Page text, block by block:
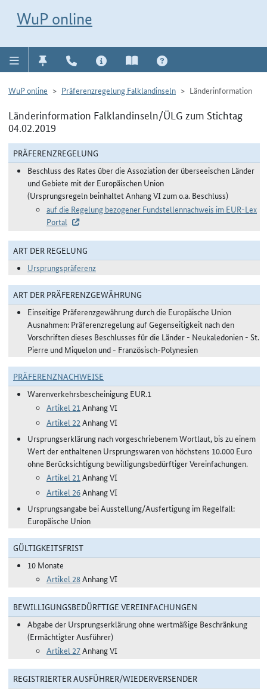
WuP online
WuP online Präferenzregelung Falklandinseln Länderinformation
Länderinformation Falklandinseln/ÜLG zum Stichtag
04.02.2019
PRÄFERENZREGELUNG
Beschluss des Rates über die Assoziation der überseeischen Länder
und Gebiete mit der Europäischen Union
(Ursprungsregeln beinhaltet Anhang VI zum o.a. Beschluss)
auf die Regelung bezogener Fundstellennachweis im EUR-Lex
Portal
ART DER REGELUNG
Ursprungspräferenz
ART DER PRÄFERENZGEWÄHRUNG
Einseitige Präferenzgewährung durch die Europäische Union
Ausnahmen: Präferenzregelung auf Gegenseitigkeit nach den
Vorschriften dieses Beschlusses für die Länder - Neukaledonien - St.
Pierre und Miquelon und - Französisch-Polynesien
PRÄFERENZNACHWEISE
Warenverkehrsbescheinigung EUR.1
Artikel 21Anhang VI
Artikel 22 Anhang VI
Ursprungserklärung nach vorgeschriebenem Wortlaut, bis zu einem
Wert der enthaltenen Ursprungswaren von höchstens 10.000 Euro
ohne Berücksichtigung bewilligungsbedürftiger Vereinfachungen.
Artikel 21Anhang VI
Artikel 26Anhang VI
Ursprungsangabe bei Ausstellung/Ausfertigung im Regelfall:
Europäische Union
GÜLTIGKEITSFRIST
10 Monate
Artikel 28Anhang VI
BEWILLIGUNGSBEDÜRFTIGE VEREINFACHUNGEN
Abgabe der Ursprungserklärung ohne wertmäßige Beschränkung
(Ermächtigter Ausführer)
Artikel 27Anhang VI
REGISTRIERTER AUSFÜHRER/WIEDERVERSENDER